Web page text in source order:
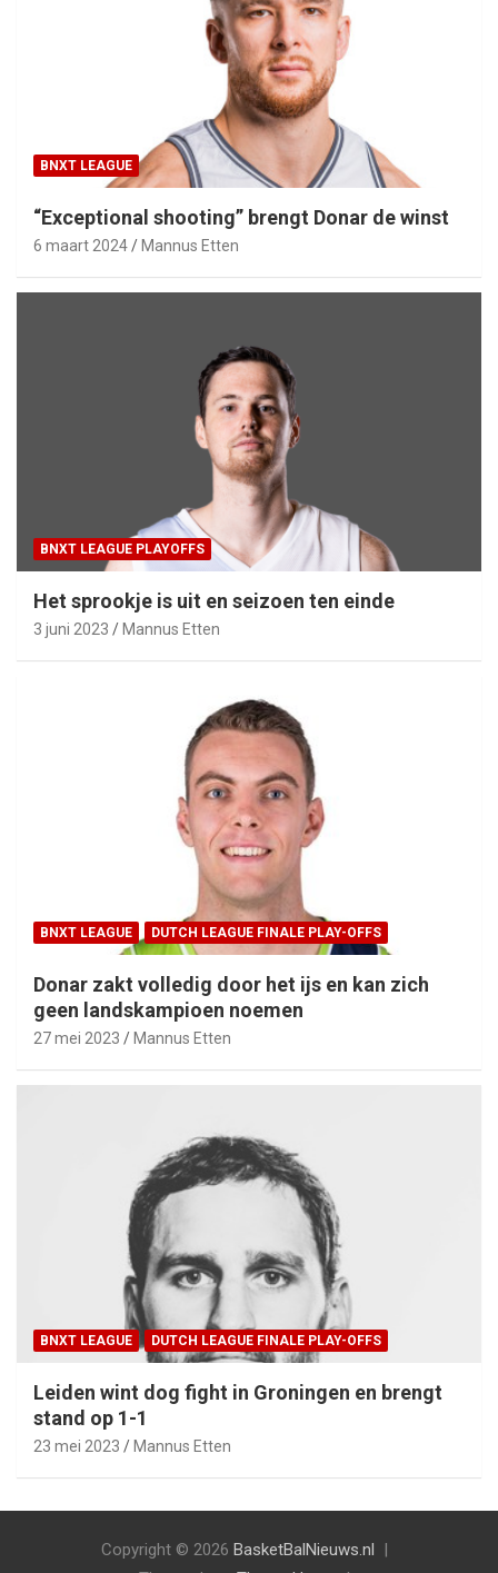
BNXT LEAGUE
“Exceptional shooting” brengt Donar de winst
6 maart 2024 Mannus Etten
BNXT LEAGUE PLAYOFFS
Het sprookje is uit en seizoen ten einde
3 juni 2023 Mannus Etten
BNXT LEAGUE DUTCH LEAGUE FINALE PLAY-OFFS
Donar zakt volledig door het ijs en kan zich
geen landskampioen noemen
27 mei 2023 Mannus Etten
BNXT LEAGUE DUTCH LEAGUE FINALE PLAY-OFFS
Leiden wint dog fight in Groningen en brengt
stand op 1-1
23 mei 2023 Mannus Etten
Copyright © 2026 BasketBalNieuws.nl